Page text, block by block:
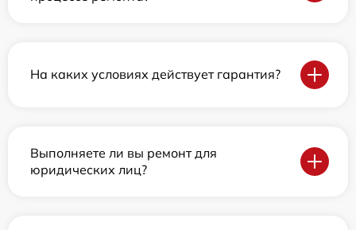
На каких условиях действует гарантия?
Выполняете ли вы ремонт для
юридических лиц?